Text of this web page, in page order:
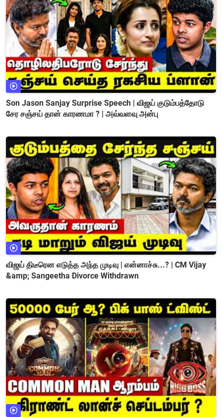
Son Jason Sanjay Surprise Speech | விஜய் குடும்பத்தோடு
சேர சஞ்சய் தான் காரணமா ? | அவ்வளவு அன்பு
விஜய் திடீரென எடுத்த அந்த முடிவு | என்னாச்சு...? | CM Vijay
&amp; Sangeetha Divorce Withdrawn